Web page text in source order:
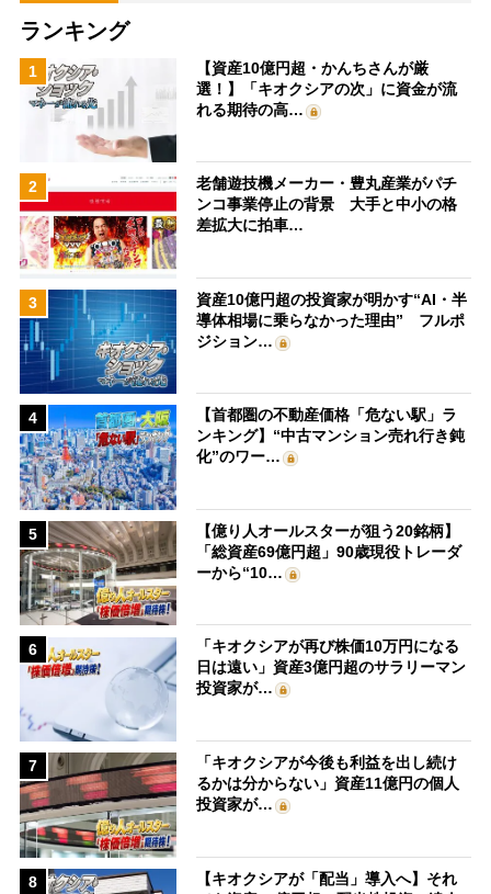
ランキング
1
【資産10億円超・かんちさんが厳
選！】「キオクシアの次」に資金が流
れる期待の高…
2
老舗遊技機メーカー・豊丸産業がパチ
ンコ事業停止の背景 大手と中小の格
差拡大に拍車…
3
資産10億円超の投資家が明かす“AI・半
導体相場に乗らなかった理由” フルポ
ジション…
4
【首都圏の不動産価格「危ない駅」ラ
ンキング】“中古マンション売れ行き鈍
化”のワー…
5
【億り人オールスターが狙う20銘柄】
「総資産69億円超」90歳現役トレーダ
ーから“10…
6
「キオクシアが再び株価10万円になる
日は遠い」資産3億円超のサラリーマン
投資家が…
7
「キオクシアが今後も利益を出し続け
るかは分からない」資産11億円の個人
投資家が…
8
【キオクシアが「配当」導入へ】それ